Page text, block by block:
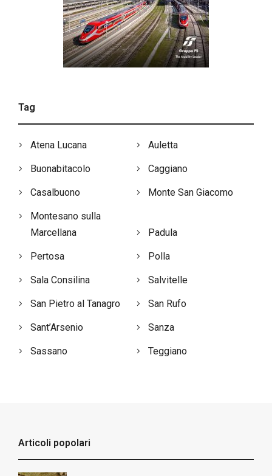
Tag
Atena Lucana Auletta
Buonabitacolo Caggiano
Casalbuono Monte San Giacomo
Montesano sulla
Marcellana
Padula
Pertosa Polla
Sala Consilina Salvitelle
San Pietro al Tanagro San Rufo
Sant’Arsenio Sanza
Sassano Teggiano
Articoli popolari